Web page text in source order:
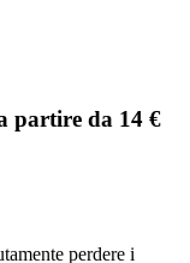
partire da 14 €
perdere i